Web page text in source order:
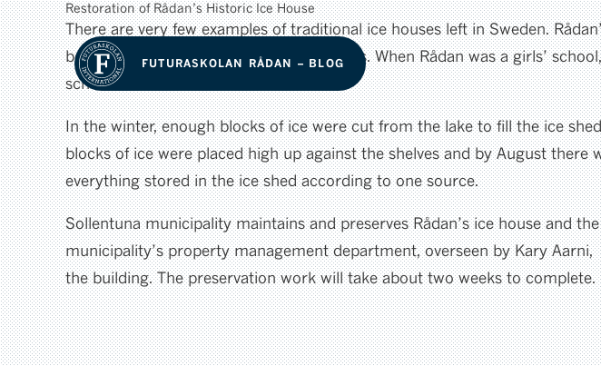
FUTURASKOLAN RÅDAN – BLOG
Restoration of Rådan’s Historic Ice House
There are very few examples of traditional ice houses left in Sweden.
before buildings had electricity and fridges. When Rådan was a girls’
school’s food.
In the winter, enough blocks of ice were cut from the lake to fill the ice
blocks of ice were placed high up against the shelves and by August
everything stored in the ice shed according to one source.
Sollentuna municipality maintains and preserves Rådan’s ice house and
municipality’s property management department, overseen by Kary
the building. The preservation work will take about two weeks to complete.